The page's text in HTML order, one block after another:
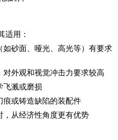
适用：
如砂面、哑光、高光等）有要求
外观和视觉冲击力要求较高
飞溅或磨损
痕或铸造缺陷的装配件
，从经济性角度更有优势